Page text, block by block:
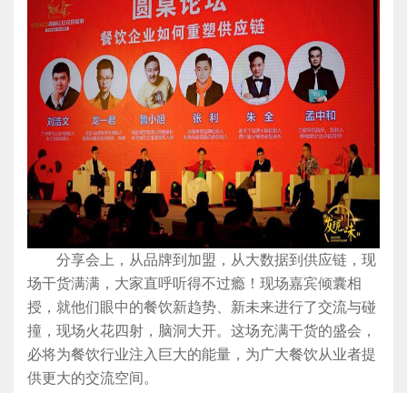
分享会上，从品牌到加盟，从大数据到供应链，现
场干货满满，大家直呼听得不过瘾！现场嘉宾倾囊相
授，就他们眼中的餐饮新趋势、新未来进行了交流与碰
撞，现场火花四射，脑洞大开。这场充满干货的盛会，
必将为餐饮行业注入巨大的能量，为广大餐饮从业者提
供更大的交流空间。